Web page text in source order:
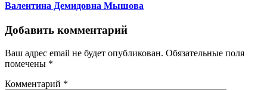
Валентина Демидовна Мышова
Добавить комментарий
Ваш адрес email не будет опубликован. Обязательные поля
помечены *
Комментарий *